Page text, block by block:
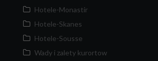
Hotele-Monastir
Hotele-Skanes
Hotele-Sousse
Wady i zalety kurortow